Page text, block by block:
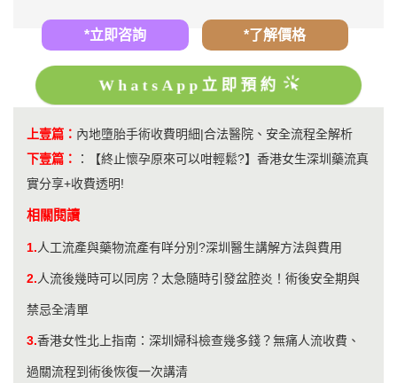
*立即咨詢 *了解價格
WhatsApp立即預約
上壹篇： 內地墮胎手術收費明細|合法醫院、安全流程全解析
下壹篇：
：
【終止懷孕原來可以咁輕鬆?】香港女生深圳藥流真
實分享+收費透明!
相關閱讀
1.人工流產與藥物流產有咩分別?深圳醫生講解方法與費用
2.人流後幾時可以同房？太急隨時引發盆腔炎！術後安全期與
禁忌全清單
3.香港女性北上指南：深圳婦科檢查幾多錢？無痛人流收費、
過關流程到術後恢復一次講清